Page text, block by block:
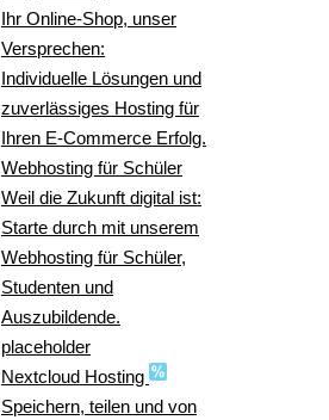
Ihr Online-Shop, unser
Versprechen:
Individuelle Lösungen und
zuverlässiges Hosting für
Ihren E-Commerce Erfolg.
Webhosting für Schüler
Weil die Zukunft digital ist:
Starte durch mit unserem
Webhosting für Schüler,
Studenten und
Auszubildende.
placeholder
Nextcloud Hosting
Speichern, teilen und von